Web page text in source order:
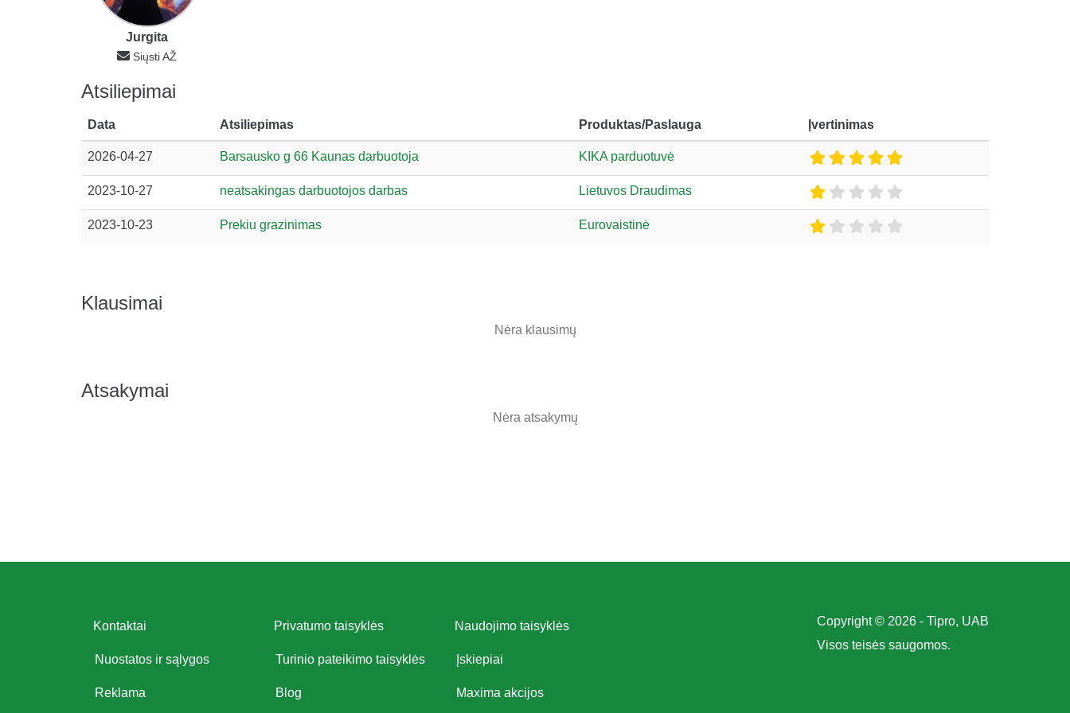
Jurgita
Siųsti AŽ
Atsiliepimai
Data Atsiliepimas Produktas/Paslauga Įvertinimas
2026-04-27 Barsausko g 66 Kaunas darbuotoja KIKA parduotuvė
2023-10-27 neatsakingas darbuotojos darbas Lietuvos Draudimas
2023-10-23 Prekiu grazinimas Eurovaistinė
Klausimai
Nėra klausimų
Atsakymai
Nėra atsakymų
Kontaktai Privatumo taisyklės Naudojimo taisyklės
Nuostatos ir sąlygos Turinio pateikimo taisyklės Įskiepiai
Reklama Blog Maxima akcijos
Copyright © 2026 - Tipro, UAB
Visos teisės saugomos.